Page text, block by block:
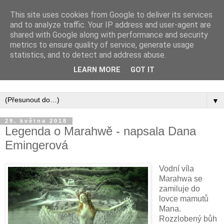
Inspirujte se tím, co píší posluchači kurzů a co se na nich
▼
29. května 2018
Legenda o Marahwě - napsala Dana
Emingerová
Vodní víla
Marahwa se
zamiluje do
lovce mamutů
Mana.
Rozzlobený bůh
This site uses cookies from Google to deliver its services
and to analyze traffic. Your IP address and user-agent are
shared with Google along with performance and security
metrics to ensure quality of service, generate usage
statistics, and to detect and address abuse.
LEARN MORE GOT IT